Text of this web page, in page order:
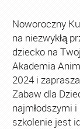
Noworoczny
na niezwykłą
dziecko na
Akademia
2024 i
Zabaw dla
najmłodszymi
szkolenie jest